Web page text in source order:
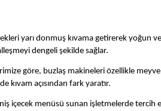
yarı donmuş kıvama getirerek yoğun
dengeli şekilde sağlar.
göre, buzlaş makineleri özellikle
kıvam açısından fark yaratır.
içecek menüsü sunan işletmelerde tercih